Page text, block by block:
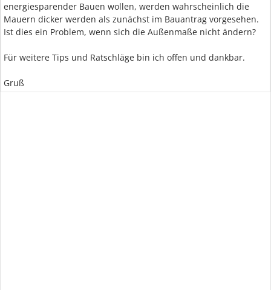
energiesparender Bauen wollen, werden wahrscheinlich die
Mauern dicker werden als zunächst im Bauantrag vorgesehen.
Ist dies ein Problem, wenn sich die Außenmaße nicht ändern?
Für weitere Tips und Ratschläge bin ich offen und dankbar.
Gruß